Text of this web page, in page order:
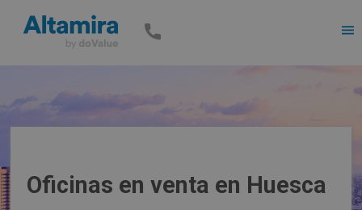
Oficinas en venta en Huesca